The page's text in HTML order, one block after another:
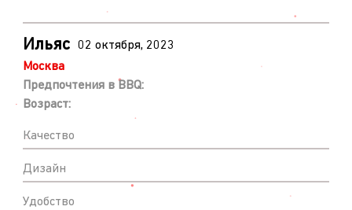
Ильяс
02 октября, 2023
Москва
Предпочтения в BBQ:
Возраст:
Качество
Дизайн
Удобство